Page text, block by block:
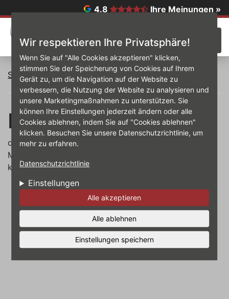
Wir respektieren Ihre Privatsphäre!
Wenn Sie auf "Alle Cookies akzeptieren" klicken,
stimmen Sie der Speicherung von Cookies auf Ihrem
Gerät zu, um die Navigation auf der Website zu
verbessern, die Nutzung der Website zu analysieren und
unsere Marketingmaßnahmen zu unterstützen. Sie
können Ihre Einstellungen jederzeit ändern oder alle
Cookies ablehnen, indem Sie auf "Cookies ablehnen"
klicken. Besuchen Sie unsere Datenschutzrichtlinie, um
mehr zu erfahren.
Datenschutzrichtlinie
Einstellungen
Alle akzeptieren
Alle ablehnen
Einstellungen speichern
4.8 Ihre Meinungen »
Startseite Dateien
Dateien
default media folder
Momentan ist kein Inhalt mit diesem Begriff
klassifiziert.